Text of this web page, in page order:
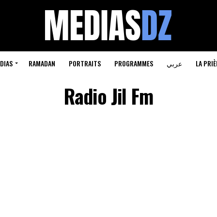
RAMADAN PORTRAITS PROGRAMMES عربي LA
Radio Jil Fm